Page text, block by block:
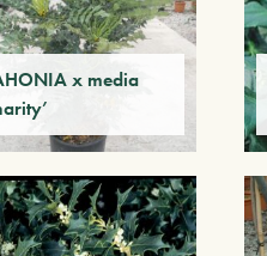
x media